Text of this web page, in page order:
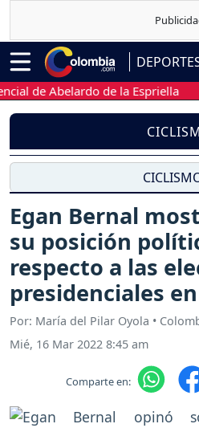
Abelardo de la Espriella
Egan Bernal
su posición
respecto a las
presidenciales
Por: María del Pilar Oyola •
Mié, 16 Mar 2022 8:45 am
Comparte en: